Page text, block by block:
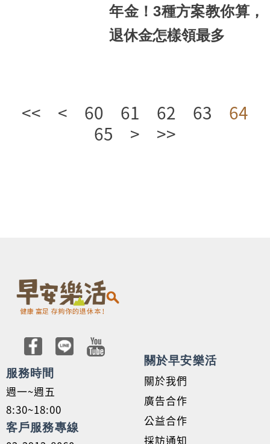
年金！3種方案教你算，
退休金怎樣領最多
<< < 60 61 62 63
64
65
> >>
服務時間
週一~週五
8:30~18:00
客戶服務專線
關於早安樂活
關於我們
廣告合作
公益合作
採訪通知